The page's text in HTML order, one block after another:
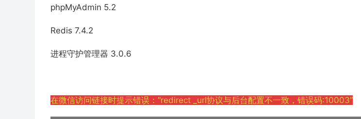
phpMyAdmin 5.2
Redis 7.4.2
进程守护管理器 3.0.6
在微信访问链接时提示错误：“redirect _url协议与后台配置不一致，错误码:10003”